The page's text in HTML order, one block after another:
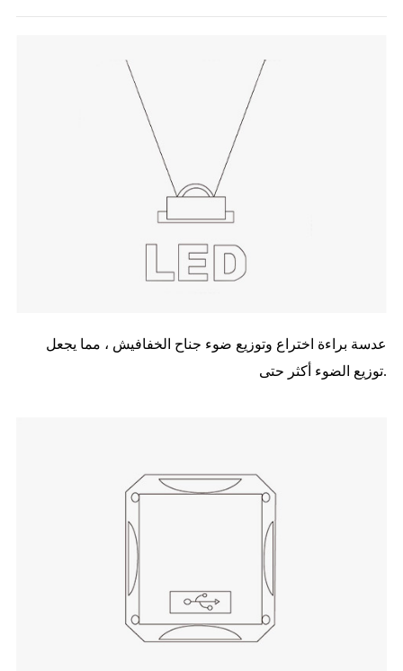
عدسة براءة اختراع وتوزيع ضوء جناح الخفافيش ، مما يجعل
توزيع الضوء أكثر حتى.